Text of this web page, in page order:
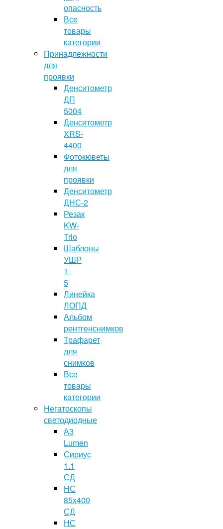
опасность
Все
товары
категории
Принадлежности
для
проявки
Денситометр
ДП
5004
Денситометр
XRS-
4400
Фотокюветы
для
проявки
Денситометр
ДНС-2
Резак
KW-
Trio
Шаблоны
УШР
1-
5
Линейка
ЛОПД
Альбом
рентгенснимков
Трафарет
для
снимков
Все
товары
категории
Негатоскопы
светодиодные
А3
Lumen
Сириус
1.1
СД
НС
85х400
СД
НС